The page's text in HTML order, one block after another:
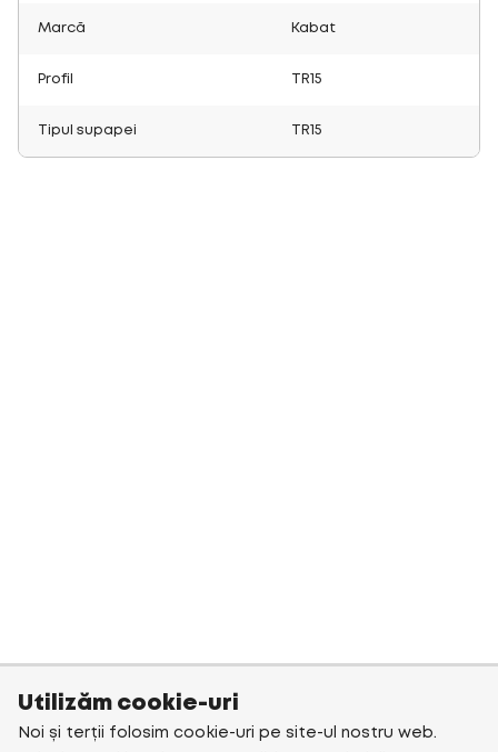
Marcă Kabat
Profil TR15
Tipul supapei TR15
Utilizăm cookie-uri
Noi și terții folosim cookie-uri pe site-ul nostru web.